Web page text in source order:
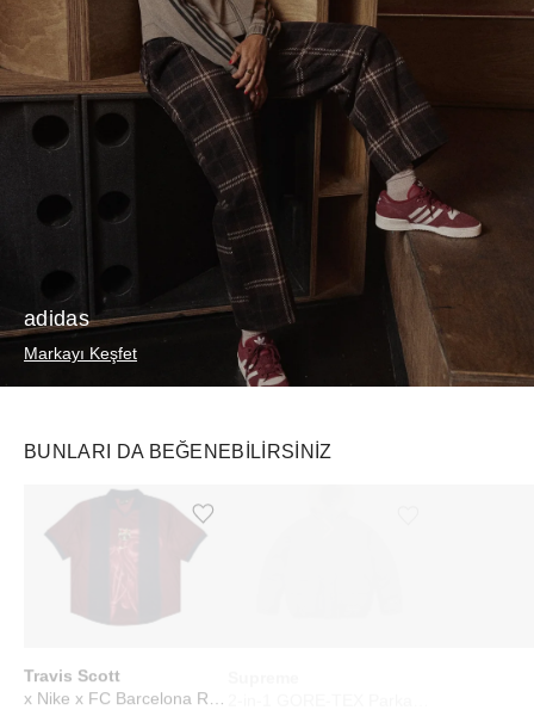
adidas
Markayı Keşfet
BUNLARI DA BEĞENEBILIRSINIZ
Travis Scott
Ürünü istek listesine ekle veya listeden çıkar